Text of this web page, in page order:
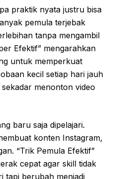
praktik nyata justru bisa
pemula terjebak
tanpa mengambil
Efektif” mengarahkan
untuk memperkuat
kecil setiap hari jauh
menonton video
baru saja dipelajari.
konten Instagram,
“Trik Pemula Efektif”
cepat agar skill tidak
tapi berubah menjadi